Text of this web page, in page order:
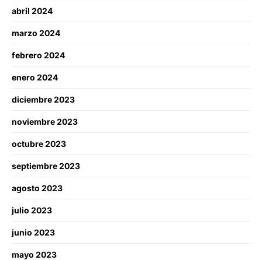
abril 2024
marzo 2024
febrero 2024
enero 2024
diciembre 2023
noviembre 2023
octubre 2023
septiembre 2023
agosto 2023
julio 2023
junio 2023
mayo 2023